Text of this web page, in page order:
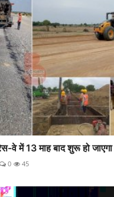
वे में 13 माह बाद शुरू हो
0 45